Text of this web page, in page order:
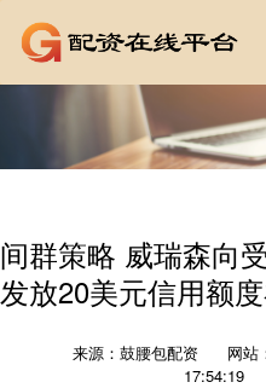
间群策略 威瑞森向
发放20美元信用额
来源：鼓腰包配资 网站
17:54:19